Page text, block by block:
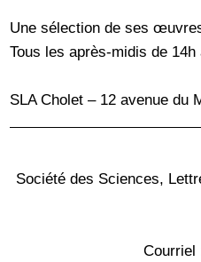
Une sélection de ses
Tous les après-midis de 14h
SLA Cholet – 12 avenue du
Société des Sciences,
Courriel